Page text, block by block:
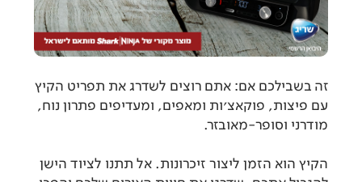
זה בשבילכם אם: אתם רוצים לשדרג את תפריט הקיץ
עם פיצות, פוקאצ'ות ומאפים, ומעדיפים פתרון נוח,
מודרני וסופר-מאובזר.
הקיץ הוא הזמן ליצור זיכרונות. אל תתנו לציוד הישן